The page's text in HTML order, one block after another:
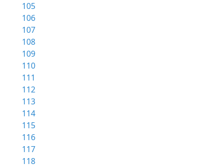
105
106
107
108
109
110
111
112
113
114
115
116
117
118